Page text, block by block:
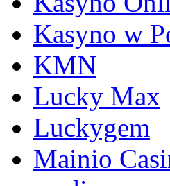
Kasyno w
KMN
Lucky Max
Luckygem
Mainio